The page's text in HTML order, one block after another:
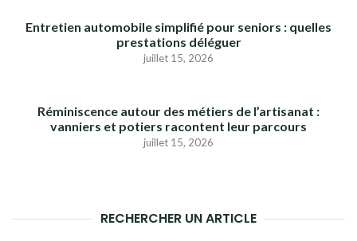
Entretien automobile simplifié pour seniors : quelles
prestations déléguer
juillet 15, 2026
Réminiscence autour des métiers de l’artisanat :
vanniers et potiers racontent leur parcours
juillet 15, 2026
RECHERCHER UN ARTICLE